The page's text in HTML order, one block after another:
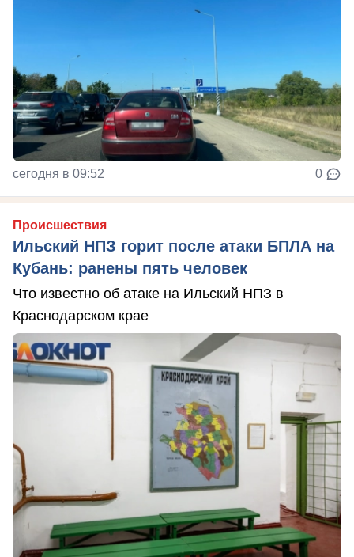
сегодня в 09:52 0
Происшествия
Ильский НПЗ горит после атаки БПЛА на
Кубань: ранены пять человек
Что известно об атаке на Ильский НПЗ в
Краснодарском крае